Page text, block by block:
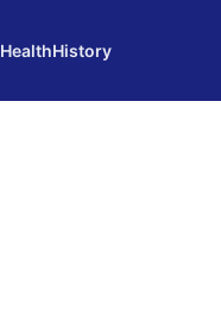
HealthHistory